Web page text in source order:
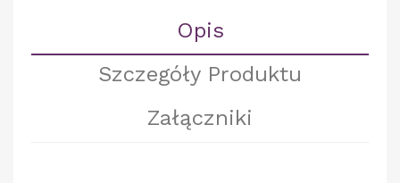
Opis
Szczegóły Produktu
Załączniki